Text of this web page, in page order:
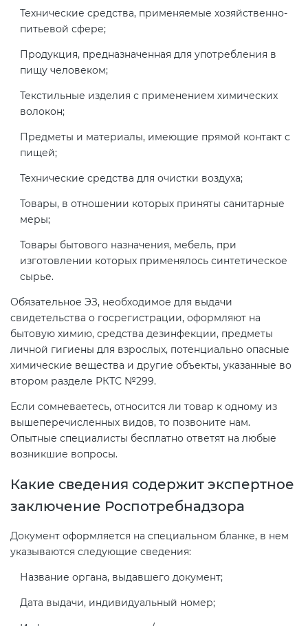
Технические средства, применяемые хозяйственно-
питьевой сфере;
Продукция, предназначенная для употребления в
пищу человеком;
Текстильные изделия с применением химических
волокон;
Предметы и материалы, имеющие прямой контакт с
пищей;
Технические средства для очистки воздуха;
Товары, в отношении которых приняты санитарные
меры;
Товары бытового назначения, мебель, при
изготовлении которых применялось синтетическое
сырье.
Обязательное ЭЗ, необходимое для выдачи
свидетельства о госрегистрации, оформляют на
бытовую химию, средства дезинфекции, предметы
личной гигиены для взрослых, потенциально опасные
химические вещества и другие объекты, указанные во
втором разделе РКТС №299.
Если сомневаетесь, относится ли товар к одному из
вышеперечисленных видов, то позвоните нам.
Опытные специалисты бесплатно ответят на любые
возникшие вопросы.
Какие сведения содержит экспертное
заключение Роспотребнадзора
Документ оформляется на специальном бланке, в нем
указываются следующие сведения:
Название органа, выдавшего документ;
Дата выдачи, индивидуальный номер;
Действующие технические
регламенты